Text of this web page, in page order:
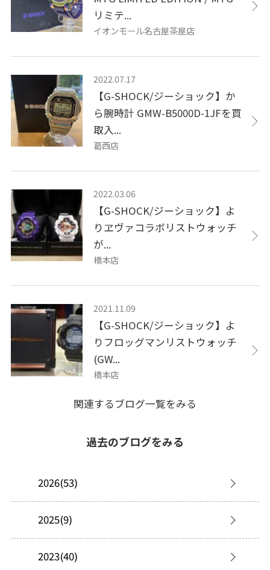
リミテ...
イオンモール名古屋茶屋店
2022.07.17
【G-SHOCK/ジーショック】か
ら腕時計 GMW-B5000D-1JFを買
取入...
葛西店
2022.03.06
【G-SHOCK/ジーショック】よ
りヱヴァコラボリストウォッチ
が...
橋本店
2021.11.09
【G-SHOCK/ジーショック】よ
りフロッグマンリストウォッチ
(GW...
橋本店
関連するブログ一覧をみる
過去のブログをみる
2026(53)
2025(9)
2023(40)